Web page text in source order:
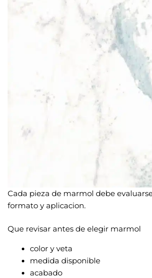
Cada pieza de marmol debe
formato y aplicacion.
Que revisar antes de elegir marmol
color y veta
medida disponible
acabado